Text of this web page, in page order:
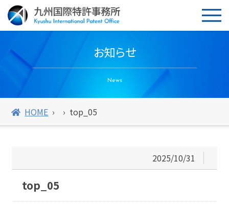
お知らせ
News
HOME top_05
2025/10/31
top_05